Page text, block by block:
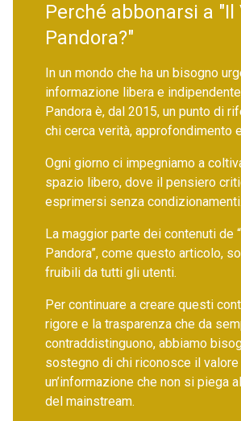
Perché abbonarsi a "Il
Pandora?"
In un mondo che ha un bisogno
informazione libera e
Pandora è, dal 2015, un punto di
chi cerca verità, approfondimento
Ogni giorno ci impegniamo a
spazio libero, dove il pensiero
esprimersi senza condizionamenti.
La maggior parte dei contenuti de
Pandora”, come questo articolo,
fruibili da tutti gli utenti.
Per continuare a creare questi
rigore e la trasparenza che da
contraddistinguono, abbiamo
sostegno di chi riconosce il
un’informazione che non si piega
del mainstream.